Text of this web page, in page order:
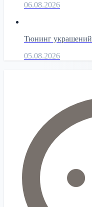
06.08.2026
Тюнинг украшений
05.08.2026